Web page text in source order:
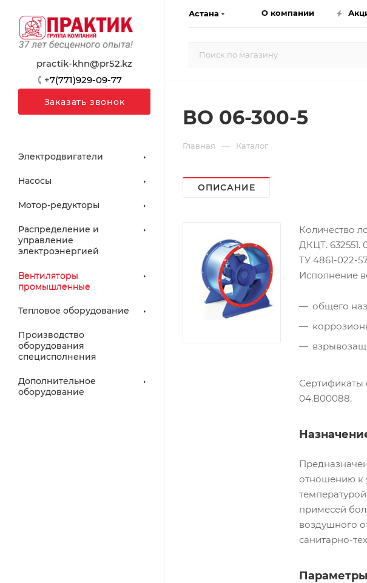
Астана О компании
practik-khn@pr52.kz
+7(771)929-09-77
Заказать звонок
Электродвигатели
Насосы
Мотор-редукторы
Распределение и
управление
электроэнергией
Вентиляторы
промышленные
Тепловое оборудование
Производство
оборудования
специсполнения
Дополнительное
оборудование
ВО 06-300-5
Главная — Каталог
ОПИСАНИЕ
Количество
ДКЦТ. 632551.
ТУ 4861-022-
Исполнение
общего
04.В00088.
отношению к
примесей
воздушного
санитарно-
Параметры